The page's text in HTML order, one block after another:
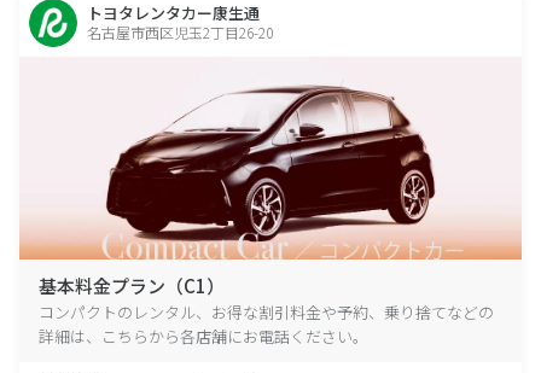
トヨタレンタカー康生通
名古屋市西区児玉2丁目26-20
基本料金プラン（C1）
コンパクトのレンタル、お得な割引料金や予約、乗り捨てなどの
詳細は、こちらから各店舗にお電話ください。